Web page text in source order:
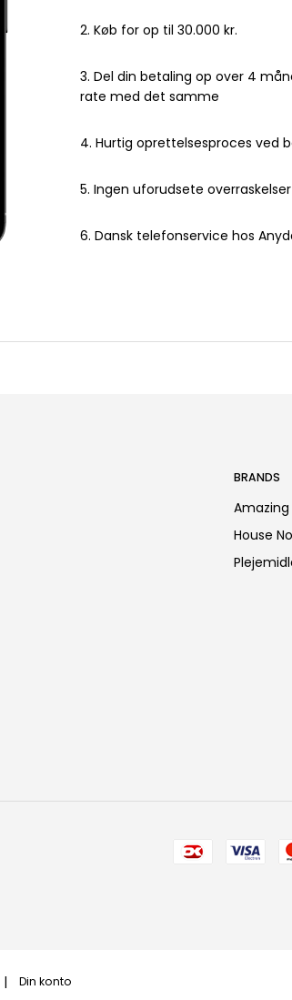
2. Køb for op til 30.000 kr.
3. Del din betaling op over 4
rate med det samme
4. Hurtig oprettelsesproces ved
5. Ingen uforudsete overraskelser
6. Dansk telefonservice hos
BRANDS
House
Din konto